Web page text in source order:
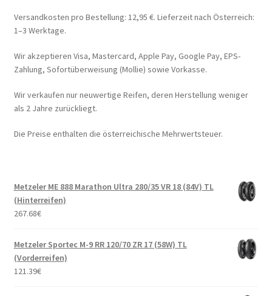
Versandkosten pro Bestellung: 12,95 €. Lieferzeit nach Österreich:
1–3 Werktage.
Wir akzeptieren Visa, Mastercard, Apple Pay, Google Pay, EPS-
Zahlung, Sofortüberweisung (Mollie) sowie Vorkasse.
Wir verkaufen nur neuwertige Reifen, deren Herstellung weniger
als 2 Jahre zurückliegt.
Die Preise enthalten die österreichische Mehrwertsteuer.
Metzeler ME 888 Marathon Ultra 280/35 VR 18 (84V) TL
(Hinterreifen)
267.68€
Metzeler Sportec M-9 RR 120/70 ZR 17 (58W) TL
(Vorderreifen)
121.39€